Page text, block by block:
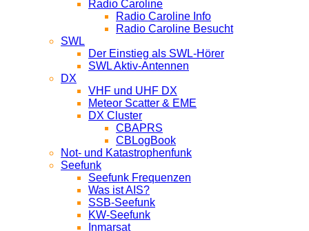
Radio Caroline
Radio Caroline Info
Radio Caroline Besucht
SWL
Der Einstieg als SWL-Hörer
SWL Aktiv-Antennen
DX
VHF und UHF DX
Meteor Scatter & EME
DX Cluster
CBAPRS
CBLogBook
Not- und Katastrophenfunk
Seefunk
Seefunk Frequenzen
Was ist AIS?
SSB-Seefunk
KW-Seefunk
In­mar­sat